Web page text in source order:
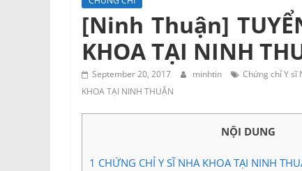
Tư
vấn
Miền
Nam
[Ninh Thuận]
KHOA TẠI NINH
September 20, 2017 minhtin Chứng chỉ Y sĩ
KHOA TẠI NINH THUẬN
NỘI DUNG
1 CHỨNG CHỈ Y SĨ NHA KHOA TẠI NINH